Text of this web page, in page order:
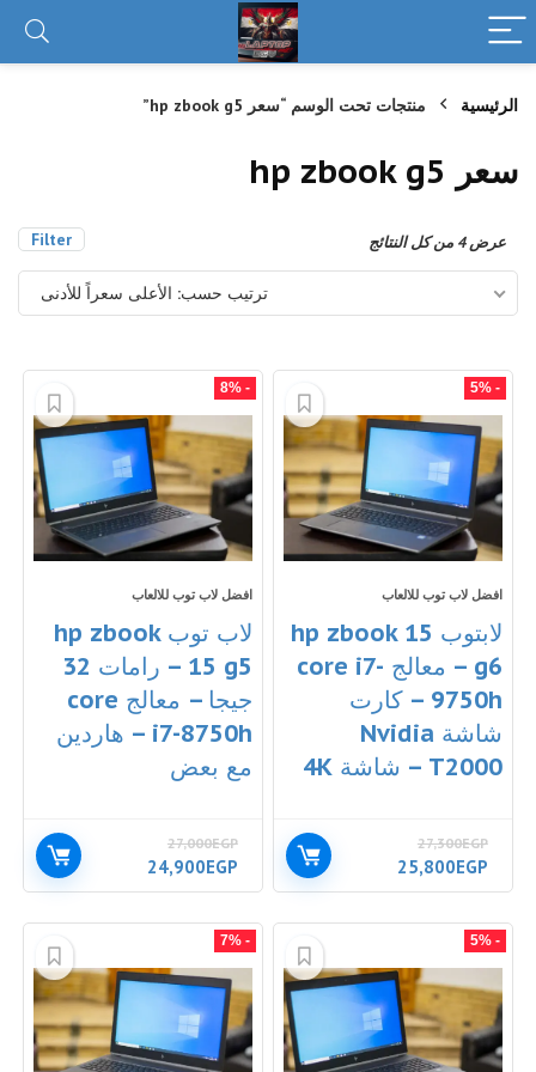
الرئيسية منتجات تحت الوسم “سعر hp zbook g5”
سعر hp zbook g5
Filter عرض ⁦4⁩ من كل النتائج
الأدنى
ترتيب حسب: الأعلى سعراً للأدنى
- 5%
افضل لاب توب للالعاب
لابتوب hp zbook 15
g6 – معالج core i7-
9750h – كارت
شاشة Nvidia
T2000 – شاشة 4K
27,300EGP
السعر
الأصلي
27,300EGP.
25,800EGP
الحالي
- 8%
افضل لاب توب للالعاب
لاب توب hp zbook
15 g5 – رامات 32
جيجا – معالج core
i7-8750h – هاردين
مع بعض
27,000EGP
السعر
الأصلي
27,000EGP.
24,900EGP
الحالي
- 5%
- 7%